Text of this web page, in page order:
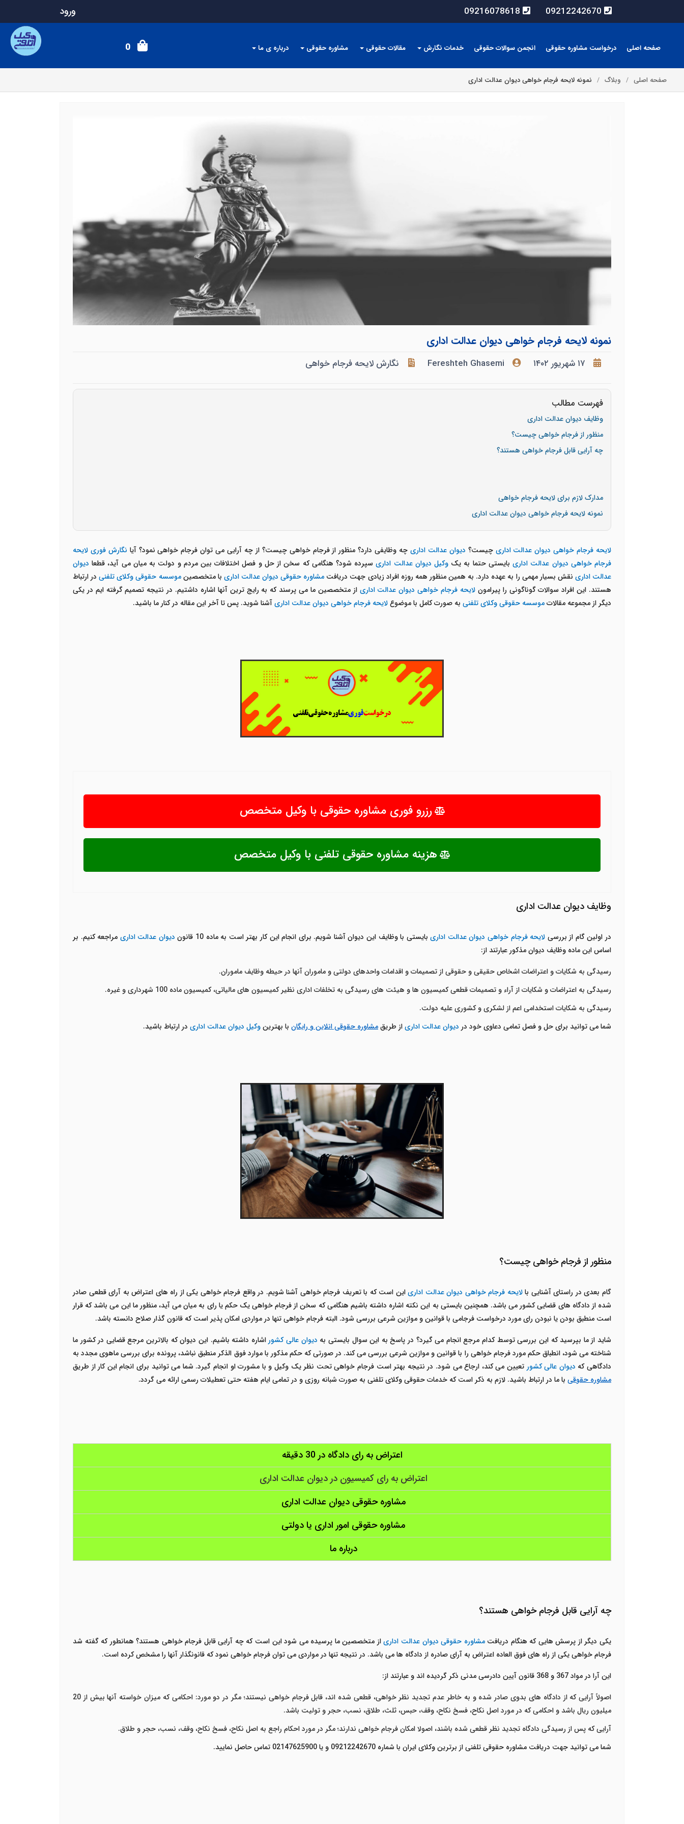
09212242670
09216078618 ورود
صفحه اصلی درخواست مشاوره حقوقی انجمن سوالات حقوقی خدمات نگارش مقالات حقوقی مشاوره حقوقی درباره ی ما 0
صفحه اصلی وبلاگ نمونه لایحه فرجام خواهی دیوان عدالت اداری
نمونه لایحه فرجام خواهی دیوان عدالت اداری
۱۷ شهریور ۱۴۰۲ Fereshteh Ghasemi نگارش لایحه فرجام خواهی
فهرست مطالب
وظایف دیوان عدالت اداری
منظور از فرجام خواهی چیست؟
چه آرایی قابل فرجام خواهی هستند؟
مدارک لازم برای لایحه فرجام خواهی
نمونه لایحه فرجام خواهی دیوان عدالت اداری
لایحه فرجام خواهی دیوان عدالت اداری چیست؟ دیوان عدالت اداری چه وظایفی دارد؟ منظور از فرجام خواهی چیست؟ از چه آرایی می توان فرجام خواهی نمود؟ آیا نگارش فوری لایحه
فرجام خواهی دیوان عدالت اداری بایستی حتما به یک وکیل دیوان عدالت اداریسپرده شود؟ هنگامی که سخن از حل و فصل اختلافات بین مردم و دولت به میان می آید، قطعا دیوان
عدالت اداری نقش بسیار مهمی را به عهده دارد. به همین منظور همه روزه افراد زیادی جهت دریافت مشاوره حقوقی دیوان عدالت اداری با متخصصینموسسه حقوقی وکلای تلفنی در ارتباط
هستند. این افراد سوالات گوناگونی را پیرامونلایحه فرجام خواهی دیوان عدالت اداری از متخصصین ما می پرسند که به رایج ترین آنها اشاره داشتیم. در نتیجه تصمیم گرفته ایم در یکی
دیگر از مجموعه مقالاتموسسه حقوقی وکلای تلفنی به صورت کامل با موضوعلایحه فرجام خواهی دیوان عدالت اداریآشنا شوید. پس تا آخر این مقاله در کنار ما باشید.
رزرو فوری مشاوره حقوقی با وکیل متخصص
هزینه مشاوره حقوقی تلفنی با وکیل متخصص
وظایف دیوان عدالت اداری
در اولین گام از بررسی لایحه فرجام خواهی دیوان عدالت اداریبایستی با وظایف این دیوان آشنا شویم. برای انجام این کار بهتر است به ماده 10 قانون دیوان عدالت اداری مراجعه کنیم. بر
اساس این ماده وظایف دیوان مذکور عبارتند از:
رسیدگی به شکایات و اعتراضات اشخاص حقیقی و حقوقی از تصمیمات و اقدامات واحدهای دولتی و ماموران آنها در حیطه وظایف ماموران.
رسیدگی به اعتراضات و شکایات از آراء و تصمیمات قطعی کمیسیون ها و هیئت های رسیدگی به تخلفات اداری نظیر کمیسیون های مالیاتی، کمیسیون ماده 100 شهرداری و غیره.
رسیدگی به شکایات استخدامی اعم از لشکری و کشوری علیه دولت.
شما می توانید برای حل و فصل تمامی دعاوی خود در دیوان عدالت اداریاز طریقمشاوره حقوقی انلاین و رایگان با بهترینوکیل دیوان عدالت اداری در ارتباط باشید.
منظور از فرجام خواهی چیست؟
گام بعدی در راستای آشنایی بالایحه فرجام خواهی دیوان عدالت اداریاین است که با تعریف فرجام خواهی آشنا شویم. در واقع فرجام خواهی یکی از راه های اعتراض به آرای قطعی صادر
شده از دادگاه های قضایی کشور می باشد. همچنین بایستی به این نکته اشاره داشته باشیم هنگامی که سخن از فرجام خواهی یک حکم یا رای به میان می آید، منظور ما این می باشد که قرار
است منطبق بودن یا نبودن رای مورد درخواست فرجامی با قوانین و موازین شرعی بررسی شود. البته فرجام خواهی تنها در مواردی امکان پذیر است که قانون گذار صلاح دانسته باشد.
شاید از ما بپرسید که این بررسی توسط کدام مرجع انجام می گیرد؟ در پاسخ به این سوال بایستی به دیوان عالی کشور اشاره داشته باشیم. این دیوان که بالاترین مرجع قضایی در کشور ما
شناخته می شود، انطباق حکم مورد فرجام خواهی را با قوانین و موازین شرعی بررسی می کند. در صورتی که حکم مذکور با موارد فوق الذکر منطبق نباشد، پرونده برای بررسی ماهوی مجدد به
دادگاهی که دیوان عالی کشور تعیین می کند، ارجاع می شود. در نتیجه بهتر است فرجام خواهی تحت نظر یک وکیل و با مشورت او انجام گیرد. شما می توانید برای انجام این کار از طریق
مشاوره حقوقی با ما در ارتباط باشید. لازم به ذکر است که خدمات حقوقی وکلای تلفنی به صورت شبانه روزی و در تمامی ایام هفته حتی تعطیلات رسمی ارائه می گردد.
اعتراض به رای دادگاه در 30 دقیقه
اعتراض به رای کمیسیون در دیوان عدالت اداری
مشاوره حقوقی دیوان عدالت اداری
مشاوره حقوقی امور اداری یا دولتی
درباره ما
چه آرایی قابل فرجام خواهی هستند؟
یکی دیگر از پرسش هایی که هنگام دریافتمشاوره حقوقی دیوان عدالت اداریاز متخصصین ما پرسیده می شود این است که چه آرایی قابل فرجام خواهی هستند؟ همانطور که گفته شد
فرجام خواهی یکی از راه های فوق العاده اعتراض به آرای صادره از دادگاه ها می باشد. در نتیجه تنها در مواردی می توان فرجام خواهی نمود که قانونگذار آنها را مشخص کرده است.
این آرا در مواد 367 و 368 قانون آیین دادرسی مدنی ذکر گردیده اند و عبارتند از:
اصولاً آرایی که از دادگاه های بدوی صادر شده و به خاطر عدم تجدید نظر خواهی، قطعی شده اند، قابل فرجام خواهی نیستند؛ مگر در دو مورد: احکامی که میزان خواسته آنها بیش از 20
میلیون ریال باشد و احکامی که در مورد اصل نکاح، فسخ نکاح، وقف، حبس، ثلث، طلاق، نسب، حجر و تولیت باشد.
آرایی که پس از رسیدگی دادگاه تجدید نظر قطعی شده باشند، اصولا امکان فرجام خواهی ندارند؛ مگر در مورد احکام راجع به اصل نکاح، فسخ نکاح، وقف، نسب، حجر و طلاق.
شما می توانید جهت دریافت مشاوره حقوقی تلفنی از برترین وکلای ایران با شماره 09212242670 و یا 02147625900 تماس حاصل نمایید.